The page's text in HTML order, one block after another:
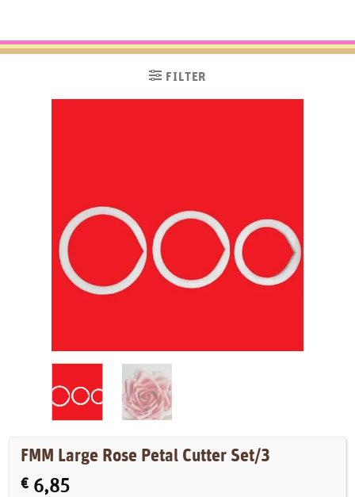
FILTER
FMM Large Rose Petal Cutter Set/3
€ 6,85